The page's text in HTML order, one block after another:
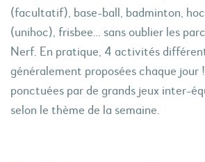
(facultatif), base-ball, badminton,
(unihoc), frisbee… sans oublier les
Nerf. En pratique, 4 activités
généralement proposées chaque
ponctuées par de grands jeux inter-
selon le thème de la semaine.